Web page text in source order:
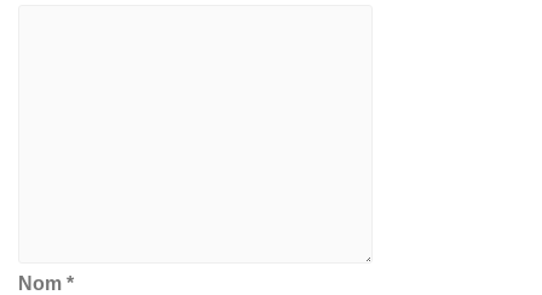
Nom *